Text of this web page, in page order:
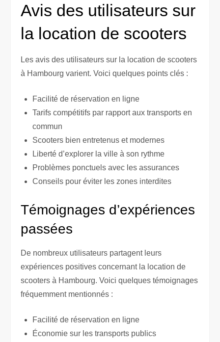
Avis des utilisateurs sur
la location de scooters
Les avis des utilisateurs sur la location de scooters
à Hambourg varient. Voici quelques points clés :
Facilité de réservation en ligne
Tarifs compétitifs par rapport aux transports en
commun
Scooters bien entretenus et modernes
Liberté d’explorer la ville à son rythme
Problèmes ponctuels avec les assurances
Conseils pour éviter les zones interdites
Témoignages d’expériences
passées
De nombreux utilisateurs partagent leurs
expériences positives concernant la location de
scooters à Hambourg. Voici quelques témoignages
fréquemment mentionnés :
Facilité de réservation en ligne
Économie sur les transports publics